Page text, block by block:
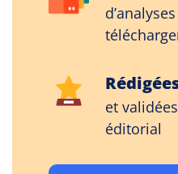
et
éditorial